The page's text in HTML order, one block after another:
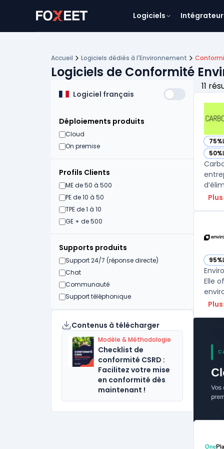
Logiciels
Accueil Logiciels dédiés à l'Environnement
Logiciels de Conformité
Logiciel français
Déploiements produits
Cloud
On premise
Profils Clients
ME de 50 à 500
PE de 10 à 50
TPE de 1 à 10
GE + de 500
Supports produits
Support 24/7 (réponse directe)
Chat
Communauté
Support téléphonique
Contenus à télécharger
Modèle & Méthodologie
Checklist de
conformité CSRD :
Facilitez votre mise
en conformité dès
maintenant !
11
75%
—
50%
—
95%
—
Elle